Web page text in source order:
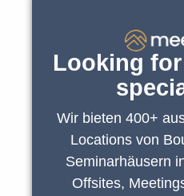
Looking
Wir bieten 400+
Locations von
Seminarhäusern
Offsites,